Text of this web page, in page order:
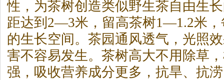
性，为茶树创造类似野生茶自由生
距达到2—3米，留高茶树1—1.2米，
的生长空间。 茶园通风透气，光照
害不容易发生。 茶树高大不用除草
强，吸收营养成分更多，抗旱、抗